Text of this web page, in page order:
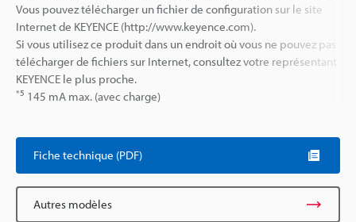
Vous pouvez télécharger un fichier de configuration sur le site
Internet de KEYENCE (http://www.keyence.com).
Si vous utilisez ce produit dans un endroit où vous ne pouvez pas
télécharger de fichiers sur Internet, consultez votre représentant
KEYENCE le plus proche.
*5 145 mA max. (avec charge)
Fiche technique (PDF)
Autres modèles